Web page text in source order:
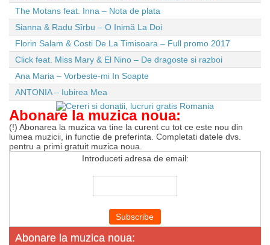
The Motans feat. Inna – Nota de plata
Sianna & Radu Sîrbu – O Inimă La Doi
Florin Salam & Costi De La Timisoara – Full promo 2017
Click feat. Miss Mary & El Nino – De dragoste si razboi
Ana Maria – Vorbeste-mi In Soapte
ANTONIA – Iubirea Mea
Abonare la muzica noua:
(!) Abonarea la muzica va tine la curent cu tot ce este nou din
lumea muzicii, in functie de preferinta. Completati datele dvs.
pentru a primi gratuit muzica noua.
Introduceti adresa de email:
Abonare la muzica noua: